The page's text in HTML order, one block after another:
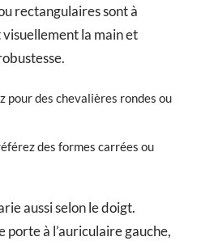
rectangulaires sont à
la main et
pour des chevalières rondes ou
des formes carrées ou
aussi selon le doigt.
à l’auriculaire gauche,